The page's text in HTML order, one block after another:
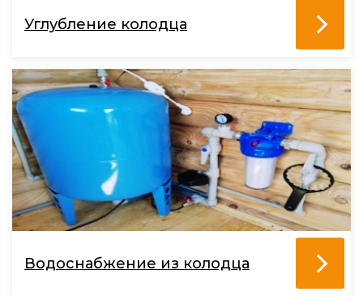
Углубление колодца
Водоснабжение из колодца